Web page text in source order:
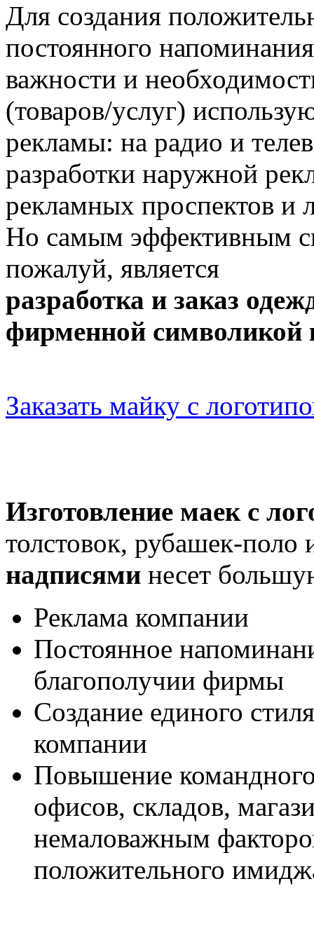
Для создания
постоянного
важности и
(товаров/услуг)
рекламы: на радио и
разработки наружной
рекламных проспектов и
Но самым эффективным
пожалуй, является
разработка и заказ
фирменной символикой
Заказать майку с
Изготовление маек с
толстовок, рубашек-поло
надписями несет
Реклама компании
Постоянное
благополучии фирмы
Создание единого
компании
Повышение
офисов, складов,
немаловажным
положительного